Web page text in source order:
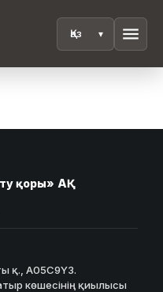
menu
қоры» АҚ
қ., A05C9Y3.
көшесінің қиылысы